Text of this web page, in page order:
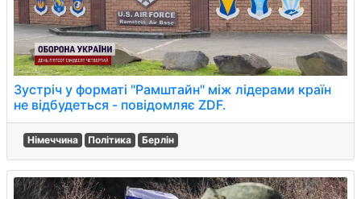
Зустріч у форматі "Рамштайн" між лідерами країн
не відбудеться - повідомляє ZDF.
Німеччина Політика Берлін